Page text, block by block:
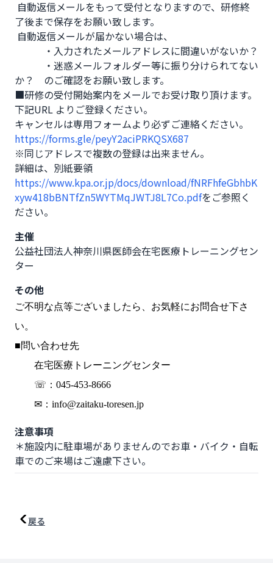
了後まで保存をお願い致します。
・入力されたメールアドレスに間違いがないか？
・迷惑メールフォルダー等に振り分けられてない
か？　のご確認をお願い致します。
■研修の受付開始案内をメールでお受け取り頂けます。
下記URL よりご登録ください。
https://forms.gle/peyY2aciPRKQSX687
※同じアドレスで複数の登録は出来ません。
詳細は、別紙要領
https://www.kpa.or.jp/docs/download/fNRFhfeGbhbK
xyw418bBNTfZn5WYTMqJWTJ8L7Co.pdfをご参照く
ださい。
主催
公益社団法人神奈川県医師会在宅医療トレーニングセン
ター
その他
ご不明な点等ございましたら、お気軽にお問合せ下さ
い。
■問い合わせ先
在宅医療トレーニングセンター
☏：045-453-8666
✉：info@zaitaku-toresen.jp
注意事項
＊施設内に駐車場がありませんのでお車・バイク・自転
車でのご来場はご遠慮下さい。
戻る